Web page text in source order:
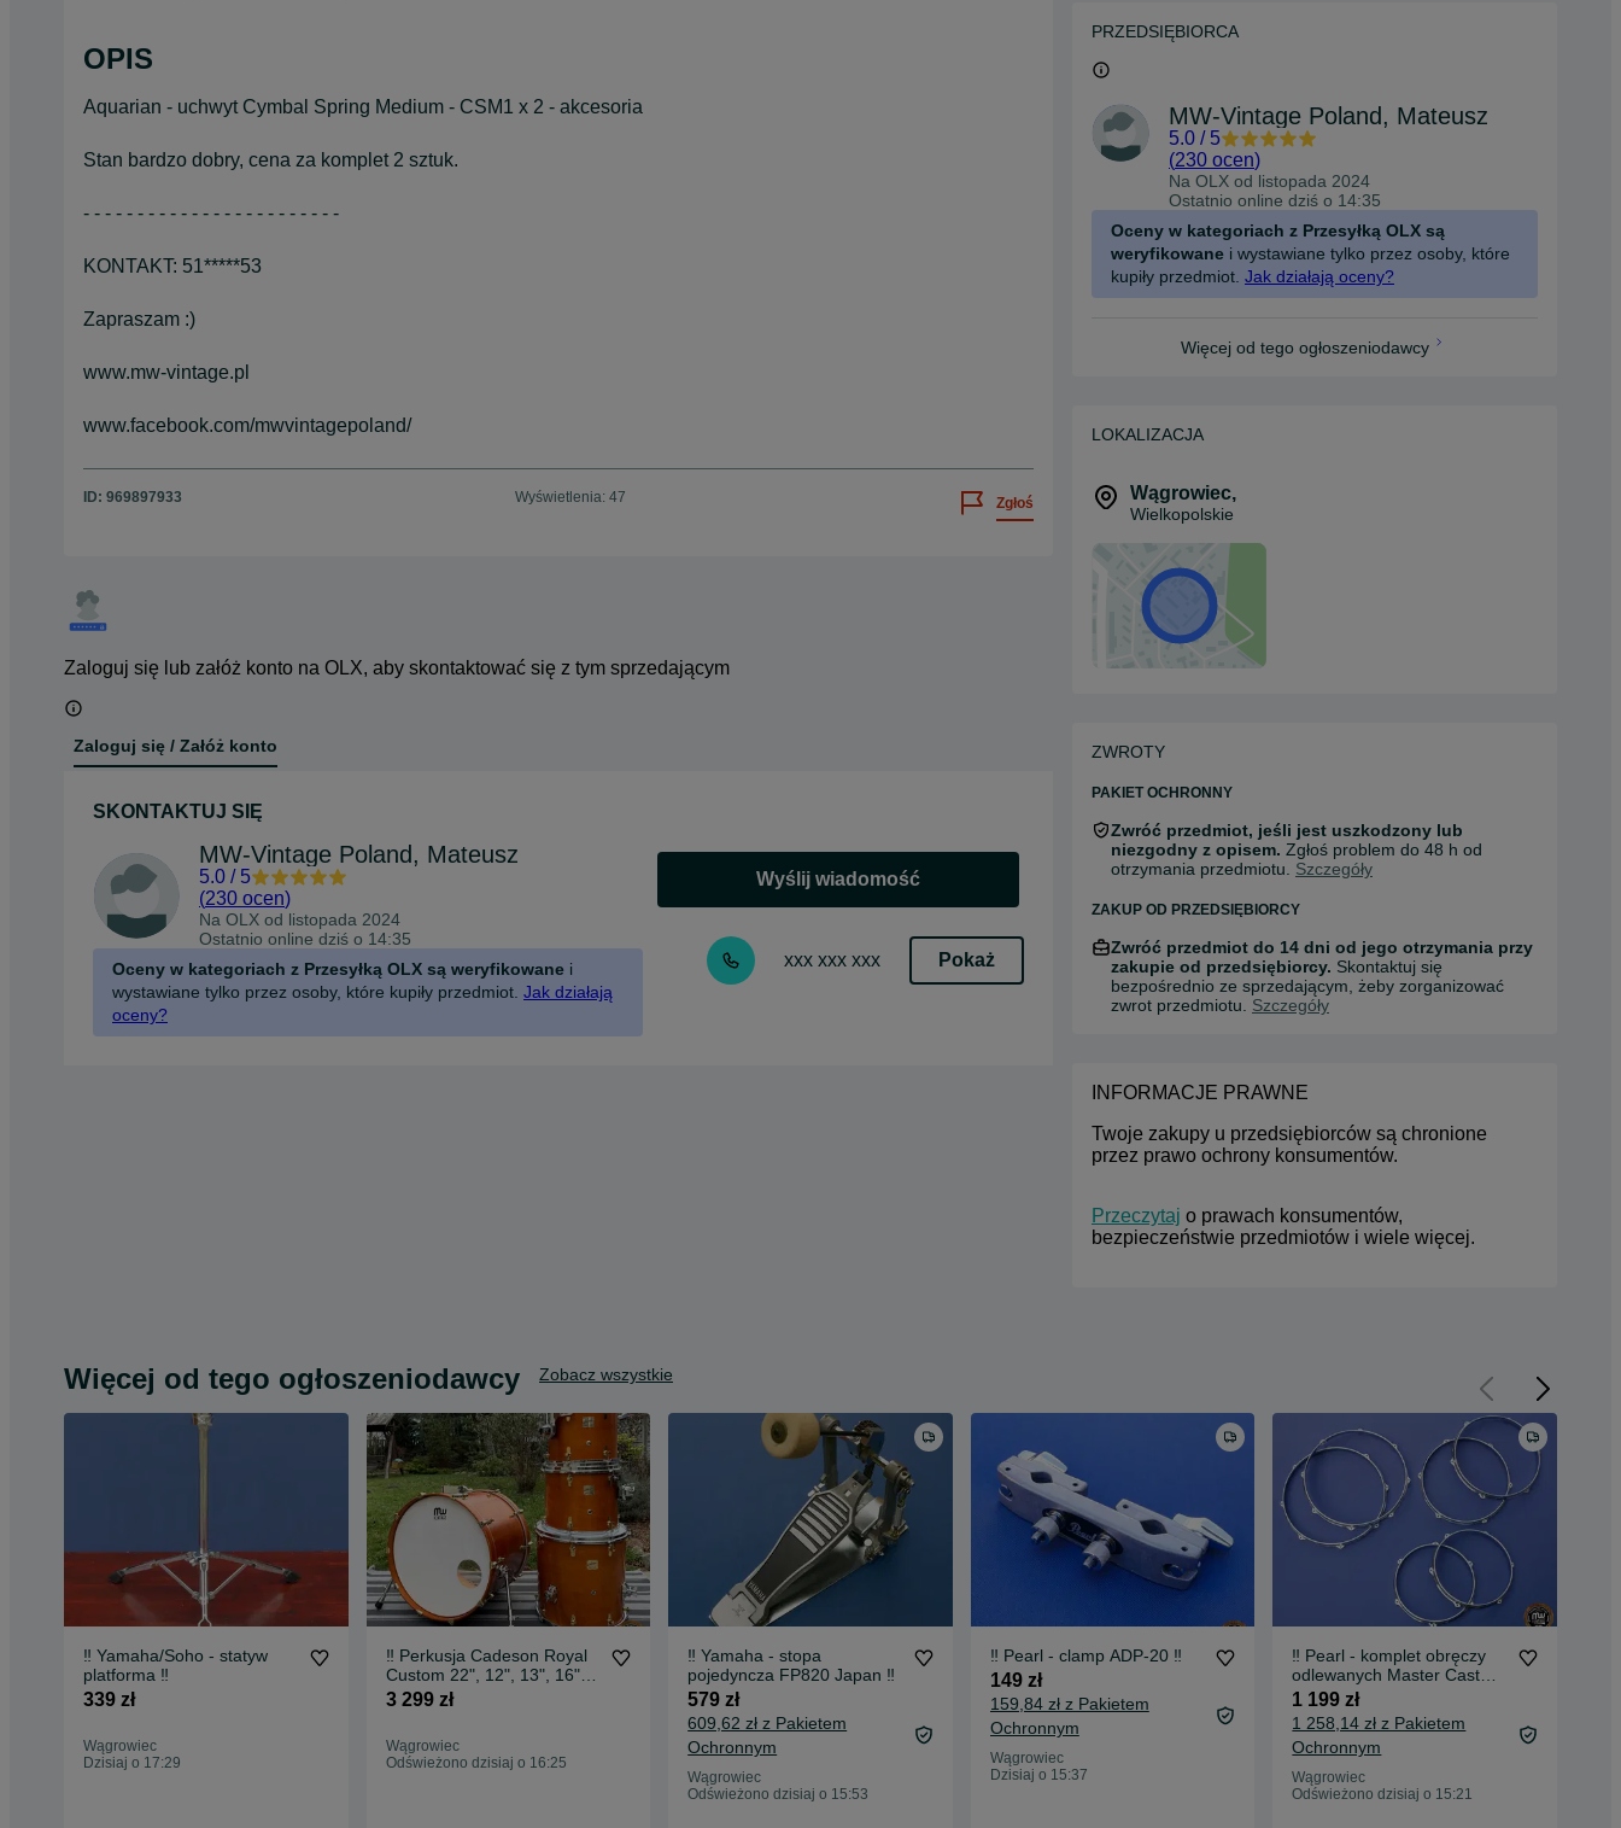
OPIS
Aquarian - uchwyt Cymbal Spring Medium - CSM1 x 2 - akcesoria
Stan bardzo dobry, cena za komplet 2 sztuk.
- - - - - - - - - - - - - - - - - - - - - - - -
KONTAKT: 51*****53
Zapraszam :)
www.mw-vintage.pl
www.facebook.com/mwvintagepoland/
ID: 969897933 Wyświetlenia: 47 Zgłoś
Zaloguj się lub załóż konto na OLX, aby skontaktować się z tym sprzedającym
Zaloguj się / Załóż konto
SKONTAKTUJ SIĘ
MW-Vintage Poland, Mateusz
5.0 / 5
(230 ocen)
Na OLX od listopada 2024
Ostatnio online dziś o 14:35
Oceny w kategoriach z Przesyłką OLX są weryfikowane i
wystawiane tylko przez osoby, które kupiły przedmiot. Jak działają
oceny?
Wyślij wiadomość
xxx xxx xxx Pokaż
PRZEDSIĘBIORCA
MW-Vintage Poland, Mateusz
5.0 / 5
(230 ocen)
Na OLX od listopada 2024
Ostatnio online dziś o 14:35
Oceny w kategoriach z Przesyłką OLX są
weryfikowane i wystawiane tylko przez osoby, które
kupiły przedmiot. Jak działają oceny?
Więcej od tego ogłoszeniodawcy
LOKALIZACJA
Wągrowiec,
Wielkopolskie
ZWROTY
PAKIET OCHRONNY
Zwróć przedmiot, jeśli jest uszkodzony lub
niezgodny z opisem. Zgłoś problem do 48 h od
otrzymania przedmiotu. Szczegóły
ZAKUP OD PRZEDSIĘBIORCY
Zwróć przedmiot do 14 dni od jego otrzymania przy
zakupie od przedsiębiorcy. Skontaktuj się
bezpośrednio ze sprzedającym, żeby zorganizować
zwrot przedmiotu. Szczegóły
INFORMACJE PRAWNE
Twoje zakupy u przedsiębiorców są chronione
przez prawo ochrony konsumentów.
Przeczytaj o prawach konsumentów,
bezpieczeństwie przedmiotów i wiele więcej.
Więcej od tego ogłoszeniodawcy Zobacz wszystkie
‼️ Yamaha/Soho - statyw
platforma ‼️
339 zł
Wągrowiec
Dzisiaj o 17:29
‼️ Perkusja Cadeson Royal
Custom 22", 12", 13", 16"
Satin Amber ‼️
3 299 zł
Wągrowiec
Odświeżono dzisiaj o 16:25
‼️ Yamaha - stopa
pojedyncza FP820 Japan ‼️
579 zł
609,62 zł z Pakietem
Ochronnym
Wągrowiec
Odświeżono dzisiaj o 15:53
‼️ Pearl - clamp ADP-20 ‼️
149 zł
159,84 zł z Pakietem
Ochronnym
Wągrowiec
Dzisiaj o 15:37
‼️ Pearl - komplet obręczy
odlewanych Master Cast
10", 12", 14" ‼️
1 199 zł
1 258,14 zł z Pakietem
Ochronnym
Wągrowiec
Odświeżono dzisiaj o 15:21